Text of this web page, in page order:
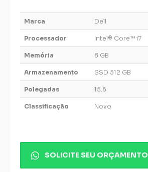
Marca Dell
Processador Intel® Core™ i7
Memória 8 GB
Armazenamento SSD 512 GB
Polegadas 15.6
Classificação Novo
SOLICITE SEU ORÇAMENTO